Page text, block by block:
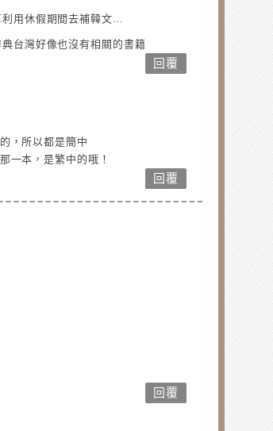
用休假期間去補韓文…
台灣好像也沒有相關的書籍
回覆
，所以都是簡中
一本，是繁中的哦！
回覆
回覆